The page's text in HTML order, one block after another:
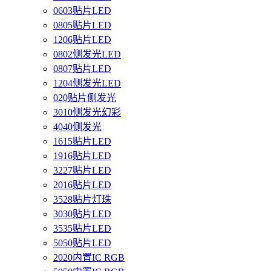
0603贴片LED
0805贴片LED
1206贴片LED
0802侧发光LED
0807贴片LED
1204侧发光LED
020贴片侧发光
3010侧发光幻彩
4040侧发光
1615贴片LED
1916贴片LED
3227贴片LED
2016贴片LED
3528贴片灯珠
3030贴片LED
3535贴片LED
5050贴片LED
2020内置IC RGB